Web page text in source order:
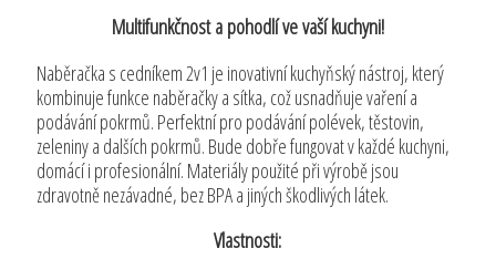
Multifunkčnost a pohodlí ve vaší kuchyni!
Naběračka s cedníkem 2v1 je inovativní kuchyňský nástroj, který
kombinuje funkce naběračky a sítka, což usnadňuje vaření a
podávání pokrmů. Perfektní pro podávání polévek, těstovin,
zeleniny a dalších pokrmů. Bude dobře fungovat v každé kuchyni,
domácí i profesionální. Materiály použité při výrobě jsou
zdravotně nezávadné, bez BPA a jiných škodlivých látek.
Vlastnosti: